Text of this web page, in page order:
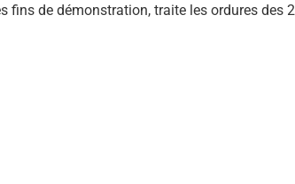
de démonstration, traite les ordures des